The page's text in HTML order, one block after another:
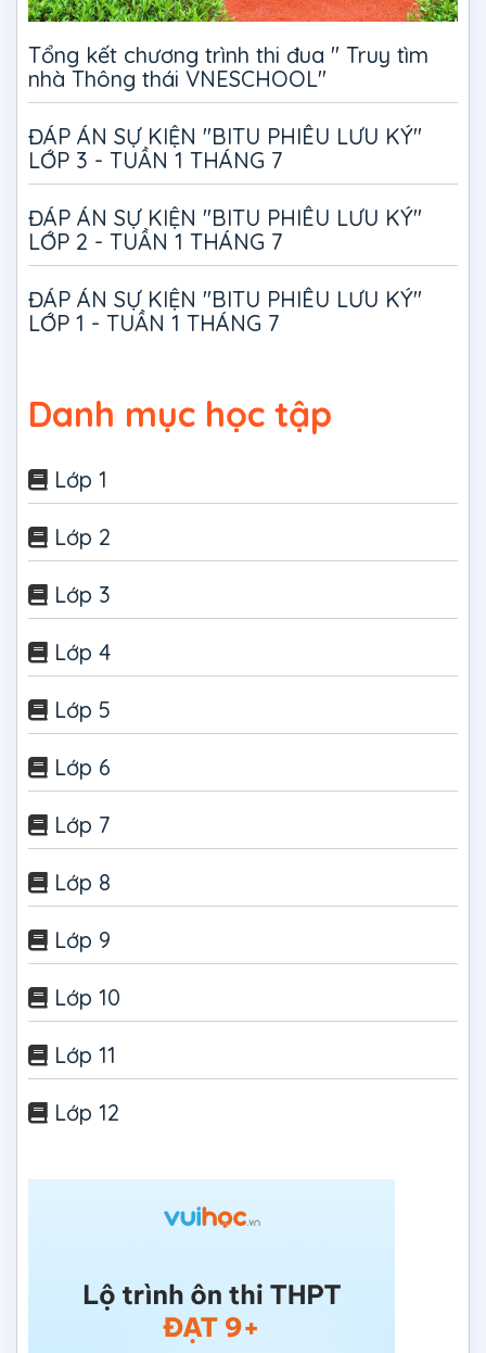
Tổng kết chương trình thi đua " Truy tìm
nhà Thông thái VNESCHOOL"
ĐÁP ÁN SỰ KIỆN "BITU PHIÊU LƯU KÝ"
LỚP 3 - TUẦN 1 THÁNG 7
ĐÁP ÁN SỰ KIỆN "BITU PHIÊU LƯU KÝ"
LỚP 2 - TUẦN 1 THÁNG 7
ĐÁP ÁN SỰ KIỆN "BITU PHIÊU LƯU KÝ"
LỚP 1 - TUẦN 1 THÁNG 7
Danh mục học tập
Lớp 1
Lớp 2
Lớp 3
Lớp 4
Lớp 5
Lớp 6
Lớp 7
Lớp 8
Lớp 9
Lớp 10
Lớp 11
Lớp 12